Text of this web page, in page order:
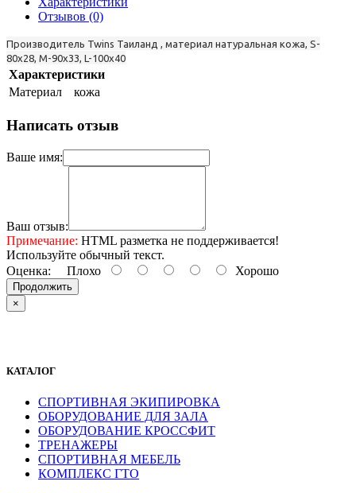
Отзывов (0)
Производитель Twins Таиланд , материал натуральная кожа, S-
80х28, M-90x33, L-100x40
Характеристики
Материал
кожа
Написать отзыв
Ваше имя:
Ваш отзыв:
Примечание: HTML разметка не поддерживается!
Используйте обычный текст.
Оценка: Плохо Хорошо
Продолжить
×
КАТАЛОГ
СПОРТИВНАЯ ЭКИПИРОВКА
ОБОРУДОВАНИЕ ДЛЯ ЗАЛА
ОБОРУДОВАНИЕ КРОССФИТ
ТРЕНАЖЕРЫ
СПОРТИВНАЯ МЕБЕЛЬ
КОМПЛЕКС ГТО